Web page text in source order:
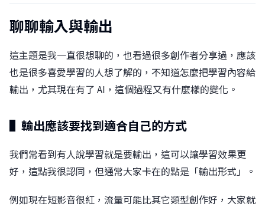
聊聊輸入與輸出
這主題是我一直很想聊的，也看過很多創作者分享過，應該
也是很多喜愛學習的人想了解的，不知道怎麼把學習內容給
輸出，尤其現在有了 AI，這個過程又有什麼樣的變化。
▌輸出應該要找到適合自己的方式
我們常看到有人說學習就是要輸出，這可以讓學習效果更
好，這點我很認同，但通常大家卡在的點是「輸出形式」。
例如現在短影音很紅，流量可能比其它類型創作好，大家就